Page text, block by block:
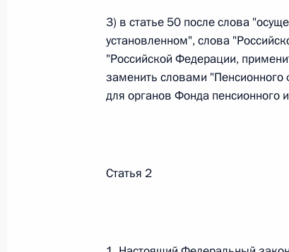
О внесении изменений в Кодекс
26 июля 2026 года
Федеральный закон от
О внесении изменений в статью
3) в статье 50 после слова
установленном", слова
"Российской Федерации,
заменить словами
для органов Фонда пенсионного
Статья 2